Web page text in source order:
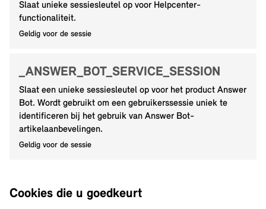
Slaat unieke sessiesleutel op voor Helpcenter-
functionaliteit.
Geldig voor de sessie
_ANSWER_BOT_SERVICE_SESSION
Slaat een unieke sessiesleutel op voor het product Answer
Bot. Wordt gebruikt om een gebruikerssessie uniek te
identificeren bij het gebruik van Answer Bot-
artikelaanbevelingen.
Geldig voor de sessie
Cookies die u goedkeurt